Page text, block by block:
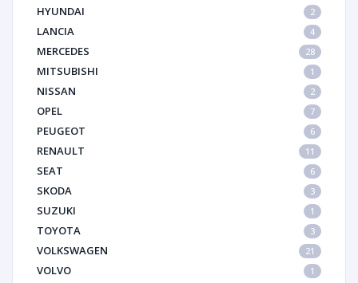
HYUNDAI 2
LANCIA 4
MERCEDES 28
MITSUBISHI 1
NISSAN 2
OPEL 7
PEUGEOT 6
RENAULT 11
SEAT 6
SKODA 3
SUZUKI 1
TOYOTA 3
VOLKSWAGEN 21
VOLVO 1